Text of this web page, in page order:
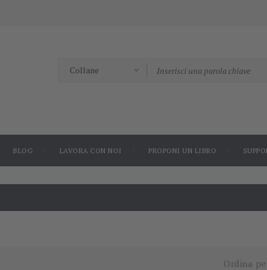
BLOG LAVORA CON NOI PROPONI UN LIBRO
Ordina